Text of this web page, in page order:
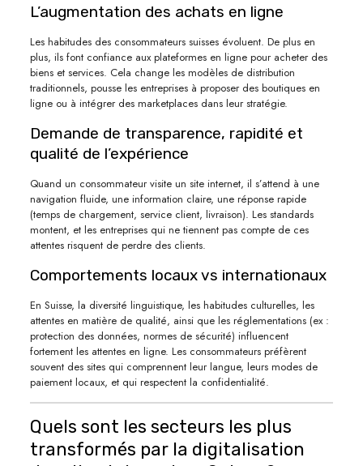
L’augmentation des achats en ligne
Les habitudes des consommateurs suisses évoluent. De plus en
plus, ils font confiance aux plateformes en ligne pour acheter des
biens et services. Cela change les modèles de distribution
traditionnels, pousse les entreprises à proposer des boutiques en
ligne ou à intégrer des marketplaces dans leur stratégie.
Demande de transparence, rapidité et
qualité de l’expérience
Quand un consommateur visite un site internet, il s’attend à une
navigation fluide, une information claire, une réponse rapide
(temps de chargement, service client, livraison). Les standards
montent, et les entreprises qui ne tiennent pas compte de ces
attentes risquent de perdre des clients.
Comportements locaux vs internationaux
En Suisse, la diversité linguistique, les habitudes culturelles, les
attentes en matière de qualité, ainsi que les réglementations (ex :
protection des données, normes de sécurité) influencent
fortement les attentes en ligne. Les consommateurs préfèrent
souvent des sites qui comprennent leur langue, leurs modes de
paiement locaux, et qui respectent la confidentialité.
Quels sont les secteurs les plus
transformés par la digitalisation